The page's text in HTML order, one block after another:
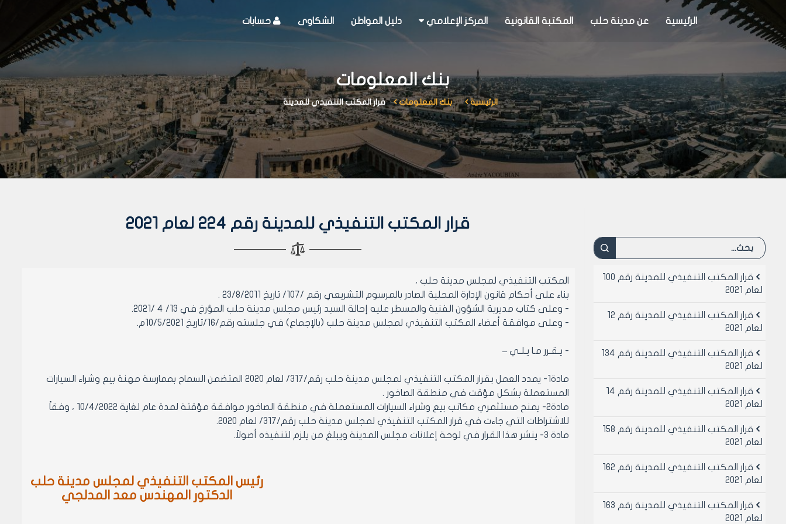
الرئيسية عن مدينة حلب المكتبة القانونية المركز الإعلامي دليل المواطن الشكاوى حسابات
بنك المعلومات
الرئيسية بنك المعلومات قرار المكتب التنفيذي للمدينة
قرار المكتب التنفيذي للمدينة رقم 224 لعام 2021
المكتب التنفيذي لمجلس مدينة حلب ،
بناء على أحكام قانون الإدارة المحلية الصادر بالمرسوم التشريعي رقم /107/ تاريخ 23/8/2011 .
- وعلى كتاب مديرية الشؤون الفنية والمسطر عليه إحالة السيد رئيس مجلس مدينة حلب المؤرخ في 13/ 4 /2021.
- وعلى موافقة أعضاء المكتب التنفيذي لمجلس مدينة حلب (بالإجماع) في جلسته رقم/16/تاريخ 10/5/2021م.
- يـقـرر مـا يـلـي –
مادة1- يمدد العمل بقرار المكتب التنفيذي لمجلس مدينة حلب رقم/317/ لعام 2020 المتضمن السماح بممارسة مهنة بيع وشراء السيارات
المستعملة بشكل مؤقت في منطقة الصاخور .
مادة2- يمنح مستثمري مكاتب بيع وشراء السيارات المستعملة في منطقة الصاخور موافقة مؤقتة لمدة عام لغاية 10/4/2022 ، وفقاً
للاشتراطات التي جاءت في قرار المكتب التنفيذي لمجلس مدينة حلب رقم/317/ لعام 2020.
مادة 3- ينشر هذا القرار في لوحة إعلانات مجلس المدينة ويبلغ من يلزم لتنفيذه أصولاً.
رئيس المكتب التنفيذي لمجلس مدينة حلب
الدكتور المهندس معد المدلجي
قرار المكتب التنفيذي للمدينة رقم 100
لعام 2021
قرار المكتب التنفيذي للمدينة رقم 12
لعام 2021
قرار المكتب التنفيذي للمدينة رقم 134
لعام 2021
قرار المكتب التنفيذي للمدينة رقم 14
لعام 2021
قرار المكتب التنفيذي للمدينة رقم 158
لعام 2021
قرار المكتب التنفيذي للمدينة رقم 162
لعام 2021
قرار المكتب التنفيذي للمدينة رقم 163
لعام 2021